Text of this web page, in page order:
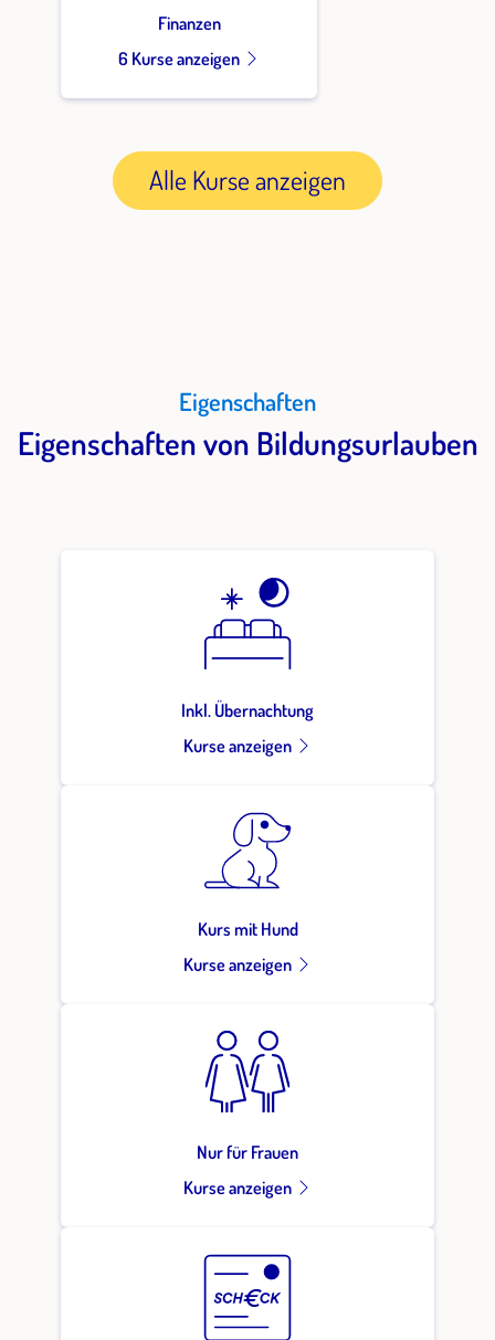
Finanzen
6 Kurse anzeigen
Alle Kurse anzeigen
Eigenschaften
Eigenschaften von Bildungsurlauben
Inkl. Übernachtung
Kurse anzeigen
Kurs mit Hund
Kurse anzeigen
Nur für Frauen
Kurse anzeigen